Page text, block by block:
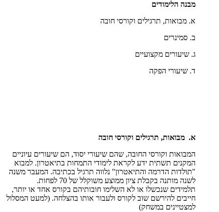
מבנה הלימודים
א. מבואות, תרגילים וקורסי חובה
ב. סמינרים
ג. שיעורים מקצועיים
ד. שיעורי הפקה
א. מבואות, תרגילים וקורסי חובה
המבואות וקורסי החובה, שהם שיעורי יסוד, הם שיעורים עיוניים
המקנים תשתית ידע לקראת לימודי התמחות בתיאטרון. למבוא
"תולדות הדרמה והתיאטרון" נלווה תרגיל בכתיבה. המעבר משנה
לשנה מותנה בקבלת ציון ממוצע משוקלל של 70 לפחות.
תלמידים שנכשלו או לא השלימו חובותיהם בקורס אחד או יותר,
חייבים להירשם שוב לקורס ולעבור אותו בהצלחה. (למעט המסלול
למצטיינים במשחק)